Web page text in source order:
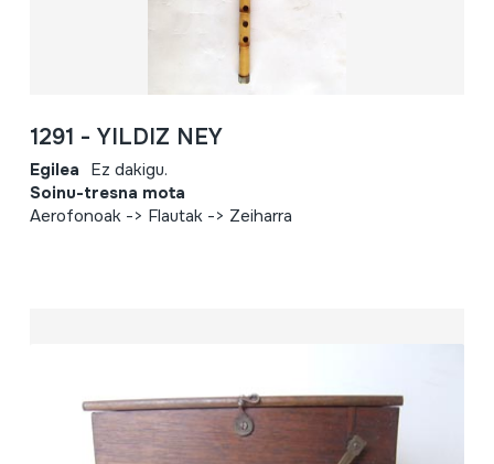
1291 - YILDIZ NEY
Egilea Ez dakigu.
Soinu-tresna mota
Aerofonoak -> Flautak -> Zeiharra